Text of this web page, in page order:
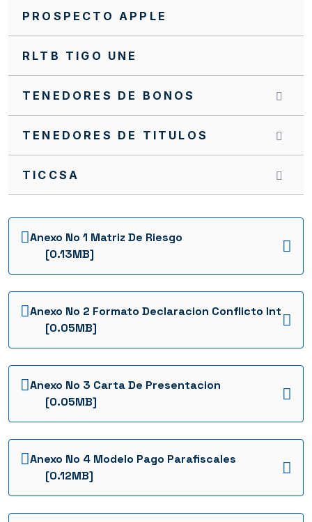
PROSPECTO APPLE
RLTB TIGO UNE
TENEDORES DE BONOS
TENEDORES DE TITULOS
TICCSA
Anexo No 1 Matriz De Riesgo
[0.13MB]
Anexo No 2 Formato Declaracion Conflicto Int
[0.05MB]
Anexo No 3 Carta De Presentacion
[0.05MB]
Anexo No 4 Modelo Pago Parafiscales
[0.12MB]